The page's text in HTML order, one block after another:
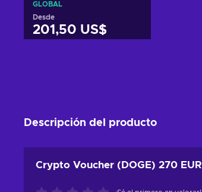
GLOBAL
Desde
201,50 US$
Descripción del producto
Crypto Voucher (DOGE) 270 EUR